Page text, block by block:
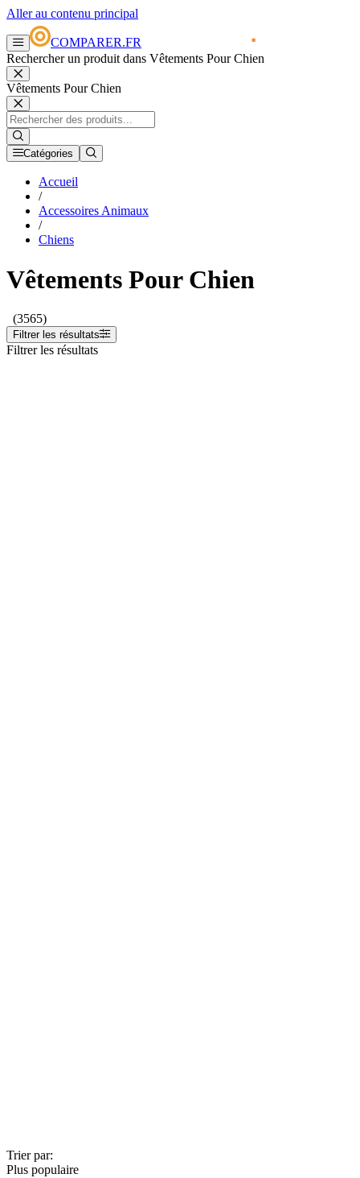
Aller au contenu principal
COMPARER.FR
Rechercher un produit dans Vêtements Pour Chien
Vêtements Pour Chien
Catégories
Accueil
/
Accessoires Animaux
/
Chiens
Vêtements Pour Chien
(3565)
Filtrer les résultats
Filtrer les résultats
Trier par:
Plus populaire